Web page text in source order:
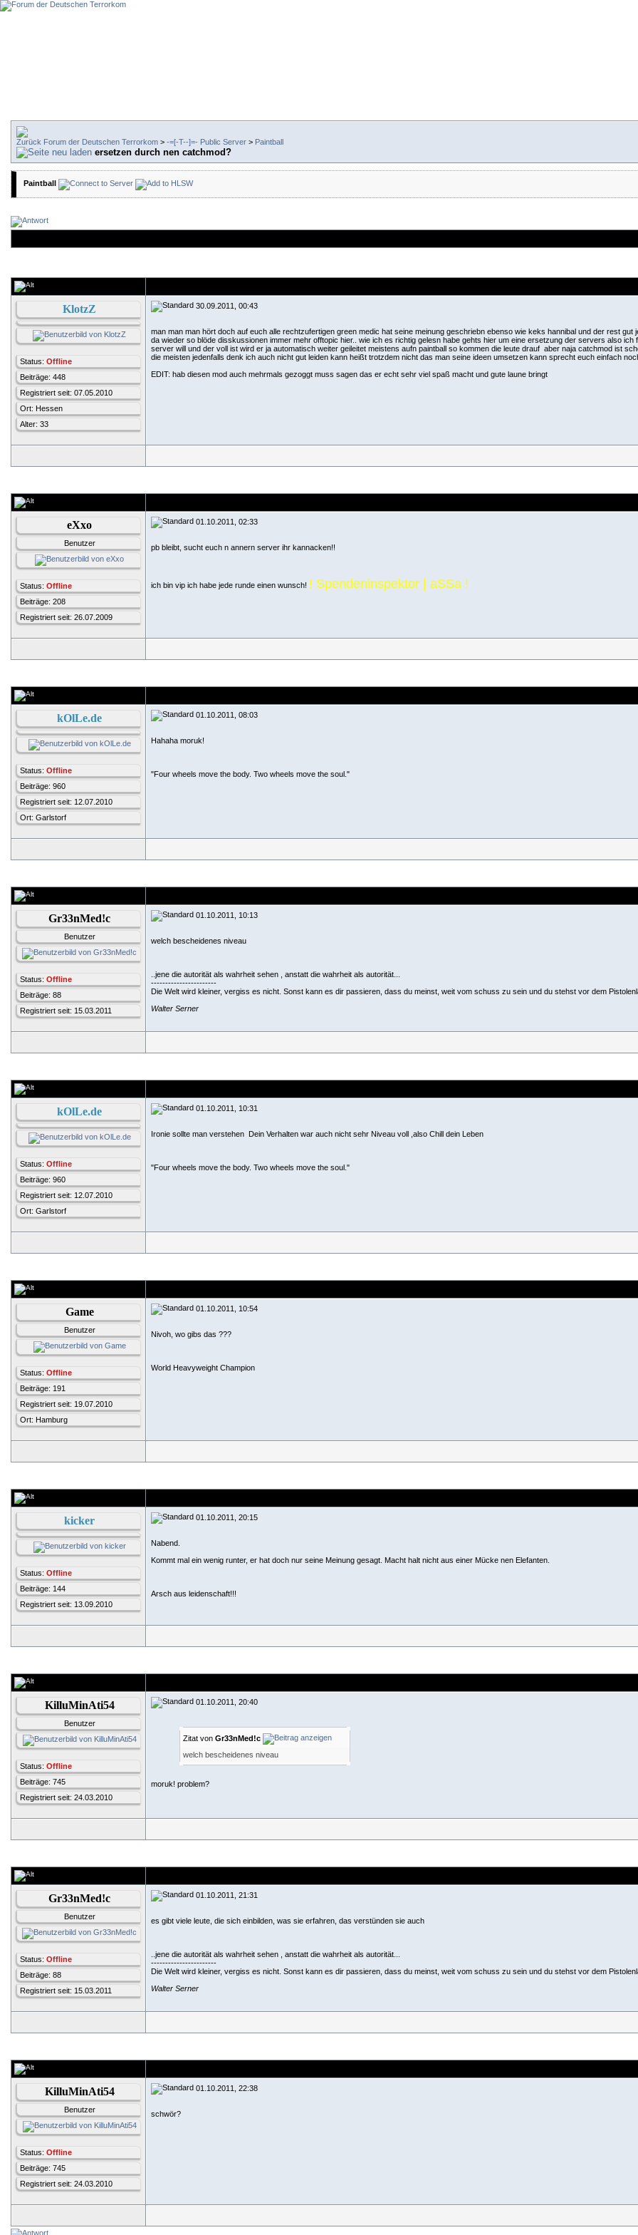
Forum der Deutschen Terrorkom > -=[-T--]=- Public Server > Paintball
ersetzen durch nen catchmod?
Paintball
KlotzZ
Status: Offline
Beiträge: 448
Registriert seit: 07.05.2010
Ort: Hessen
Alter: 33
30.09.2011, 00:43
man man man hört doch auf euch alle rechtzufertigen green medic hat seine meinung geschriebn ebenso wie keks hannibal und der rest
da wieder so blöde disskussionen immer mehr offtopic hier.. wie ich es richtig gelesn habe gehts hier um eine ersetzung der servers also
server will und der voll ist wird er ja automatisch weiter geileitet meistens aufn paintball so kommen die leute drauf aber naja catchmod ist
die meisten jedenfalls denk ich auch nicht gut leiden kann heißt trotzdem nicht das man seine ideen umsetzen kann sprecht euch einfach
EDIT: hab diesen mod auch mehrmals gezoggt muss sagen das er echt sehr viel spaß macht und gute laune bringt
eXxo
Benutzer
Status: Offline
Beiträge: 208
Registriert seit: 26.07.2009
01.10.2011, 02:33
pb bleibt, sucht euch n annern server ihr kannacken!!
ich bin vip ich habe jede runde einen wunsch! ! Spendeninspektor | aSSa !
kOlLe.de
Status: Offline
Beiträge: 960
Registriert seit: 12.07.2010
Ort: Garlstorf
01.10.2011, 08:03
Hahaha moruk!
"Four wheels move the body. Two wheels move the soul."
Gr33nMed!c
Benutzer
Status: Offline
Beiträge: 88
Registriert seit: 15.03.2011
01.10.2011, 10:13
welch bescheidenes niveau
..jene die autorität als wahrheit sehen , anstatt die wahrheit als autorität...
-----------------------
Die Welt wird kleiner, vergiss es nicht. Sonst kann es dir passieren, dass du meinst, weit vom schuss zu sein und du stehst vor dem
Walter Serner
kOlLe.de
Status: Offline
Beiträge: 960
Registriert seit: 12.07.2010
Ort: Garlstorf
01.10.2011, 10:31
Ironie sollte man verstehen Dein Verhalten war auch nicht sehr Niveau voll ,also Chill dein Leben
"Four wheels move the body. Two wheels move the soul."
Game
Benutzer
Status: Offline
Beiträge: 191
Registriert seit: 19.07.2010
Ort: Hamburg
01.10.2011, 10:54
Nivoh, wo gibs das ???
World Heavyweight Champion
kicker
Status: Offline
Beiträge: 144
Registriert seit: 13.09.2010
01.10.2011, 20:15
Nabend.
Kommt mal ein wenig runter, er hat doch nur seine Meinung gesagt. Macht halt nicht aus einer Mücke nen Elefanten.
Arsch aus leidenschaft!!!
KilluMinAti54
Benutzer
Status: Offline
Beiträge: 745
Registriert seit: 24.03.2010
01.10.2011, 20:40
Zitat von Gr33nMed!c
welch bescheidenes niveau
moruk! problem?
Gr33nMed!c
Benutzer
Status: Offline
Beiträge: 88
Registriert seit: 15.03.2011
01.10.2011, 21:31
es gibt viele leute, die sich einbilden, was sie erfahren, das verstünden sie auch
..jene die autorität als wahrheit sehen , anstatt die wahrheit als autorität...
-----------------------
Die Welt wird kleiner, vergiss es nicht. Sonst kann es dir passieren, dass du meinst, weit vom schuss zu sein und du stehst vor dem
Walter Serner
KilluMinAti54
Benutzer
Status: Offline
Beiträge: 745
Registriert seit: 24.03.2010
01.10.2011, 22:38
schwör?